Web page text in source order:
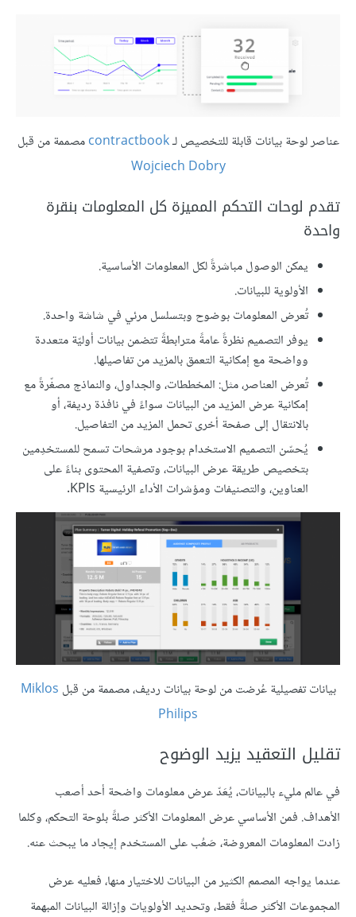
عناصر لوحة بيانات قابلة للتخصيص لـcontractbookمصممة من قبل
Wojciech Dobry
تقدم لوحات التحكم المميزة كل المعلومات بنقرة
واحدة
يمكن الوصول مباشرةً لكل المعلومات الأساسية.
الأولوية للبيانات.
تُعرض المعلومات بوضوح وبتسلسل مرئي في شاشة واحدة.
يوفر التصميم نظرةً عامةً مترابطةً تتضمن بيانات أوليّة متعددة
وواضحة مع إمكانية التعمق بالمزيد من تفاصيلها.
تُعرض العناصر، مثل: المخططات، والجداول، والنماذج مصغّرةً مع
إمكانية عرض المزيد من البيانات سواءً في نافذة رديفة، أو
بالانتقال إلى صفحة أخرى تحمل المزيد من التفاصيل.
يُحسّن التصميم الاستخدام بوجود مرشحات تسمح للمستخدِمين
بتخصيص طريقة عرض البيانات، وتصفية المحتوى بناءً على
العناوين، والتصنيفات ومؤشرات الأداء الرئيسية KPIs.
بيانات تفصيلية عُرضت من لوحة بيانات رديف، مصممة من قبل Miklos
Philips
تقليل التعقيد يزيد الوضوح
في عالم مليء بالبيانات، يُعَدّ عرض معلومات واضحة أحد أصعب
الأهداف. فمن الأساسي عرض المعلومات الأكثر صلةً بلوحة التحكم، وكلما
زادت المعلومات المعروضة، صَعُب على المستخدم إيجاد ما يبحث عنه.
عندما يواجه المصمم الكثير من البيانات للاختيار منها، فعليه عرض
المجموعات الأكثر صلةً فقط، وتحديد الأولويات وإزالة البيانات المبهمة